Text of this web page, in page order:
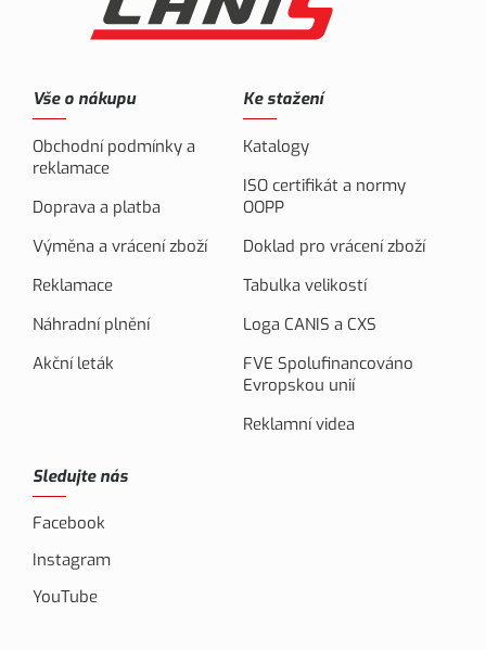
Vše o nákupu
Obchodní podmínky a
reklamace
Doprava a platba
Výměna a vrácení zboží
Reklamace
Náhradní plnění
Akční leták
Ke stažení
Katalogy
ISO certifikát a normy
OOPP
Doklad pro vrácení zboží
Tabulka velikostí
Loga CANIS a CXS
FVE Spolufinancováno
Evropskou unií
Reklamní videa
Sledujte nás
Facebook
Instagram
YouTube